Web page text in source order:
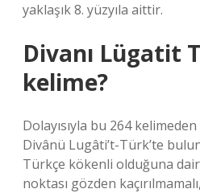
yaklaşık 8. yüzyıla aittir.
Divanı Lügatit
kelime?
Dolayısıyla bu 264
Divânü Lugâti’t-Türk’te
Türkçe kökenli olduğuna
noktası gözden